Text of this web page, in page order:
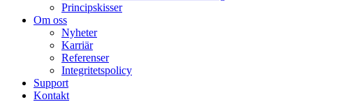
Principskisser
Om oss
Nyheter
Karriär
Referenser
Integritetspolicy
Support
Kontakt